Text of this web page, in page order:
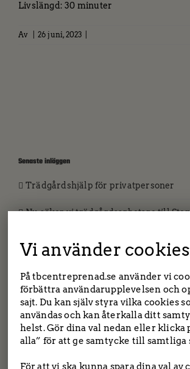
Livslängd: 30 minuter
Av 26 juni, 2023
Senaste inläggen
Trädgårdshjälp för privatpersoner
Nu söker vi trädgårdsarbetare till
Önskar du hjälp med trädgården eller
hjälper dig!
TBC entreprenad |
Vi använder cookies
På tbcentreprenad.se använder vi
förbättra användarupplevelsen och
sajt. Du kan själv styra vilka cookies
användas och kan återkalla ditt
helst. Gör dina val nedan eller klicka
alla” för att ge samtycke till samtliga
För att vi ska kunna spara dina val av